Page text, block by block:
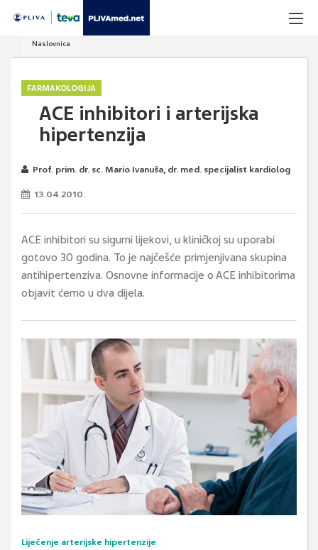
Naslovnica
FARMAKOLOGIJA
ACE inhibitori i arterijska
hipertenzija
Prof. prim. dr. sc. Mario Ivanuša, dr. med. specijalist kardiolog
13.04.2010.
ACE inhibitori su sigurni lijekovi, u kliničkoj su uporabi
gotovo 30 godina. To je najčešće primjenjivana skupina
antihipertenziva. Osnovne informacije o ACE inhibitorima
objavit ćemo u dva dijela.
Liječenje arterijske hipertenzije